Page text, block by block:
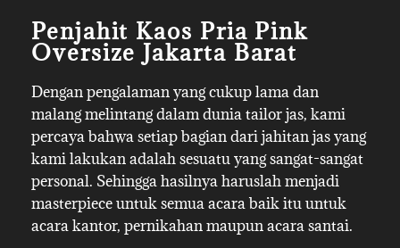
Penjahit Kaos Pria Pink
Oversize Jakarta Barat
Dengan pengalaman yang cukup lama dan
malang melintang dalam dunia tailor jas, kami
percaya bahwa setiap bagian dari jahitan jas yang
kami lakukan adalah sesuatu yang sangat-sangat
personal. Sehingga hasilnya haruslah menjadi
masterpiece untuk semua acara baik itu untuk
acara kantor, pernikahan maupun acara santai.